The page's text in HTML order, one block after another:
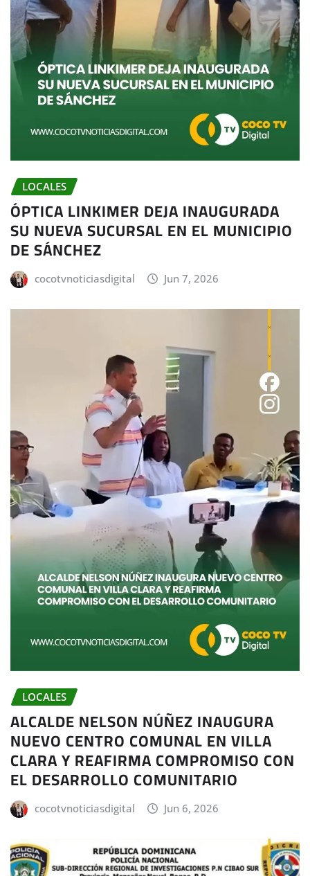
LOCALES
ÓPTICA LINKIMER DEJA INAUGURADA
SU NUEVA SUCURSAL EN EL MUNICIPIO
DE SÁNCHEZ
cocotvnoticiasdigital Jun 7, 2026
LOCALES
ALCALDE NELSON NÚÑEZ INAUGURA
NUEVO CENTRO COMUNAL EN VILLA
CLARA Y REAFIRMA COMPROMISO CON
EL DESARROLLO COMUNITARIO
cocotvnoticiasdigital Jun 6, 2026